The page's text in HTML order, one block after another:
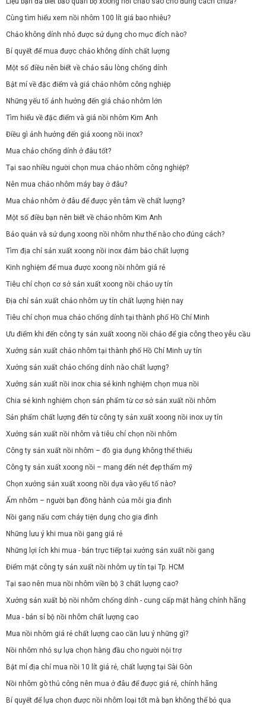
Cùng tìm hiểu xem nồi nhôm 100 lít giá bao nhiêu?
Chảo không dính nhỏ được sử dụng cho mục đích nào?
Bí quyết để mua được chảo không dính chất lượng
Một số điều nên biết về chảo sâu lòng chống dính
Bật mí về đặc điểm và giá chảo nhôm công nghiệp
Những yếu tố ảnh hưởng đến giá chảo nhôm lớn
Tìm hiểu về đặc điểm và giá nồi nhôm Kim Anh
Điều gì ảnh hưởng đến giá xoong nồi inox?
Mua chảo chống dính ở đâu tốt?
Tại sao nhiều người chọn mua chảo nhôm công nghiệp?
Nên mua chảo nhôm máy bay ở đâu?
Mua chảo nhôm ở đâu để được yên tâm về chất lượng?
Một số điều bạn nên biết về chảo nhôm Kim Anh
Bảo quản và sử dụng xoong nồi nhôm như thế nào cho đúng cách?
Tìm địa chỉ sản xuất xoong nồi inox đảm bảo chất lượng
Kinh nghiệm để mua được xoong nồi nhôm giá rẻ
Tiêu chí chọn cơ sở sản xuất xoong nồi chảo uy tín
Địa chỉ sản xuất chảo nhôm uy tín chất lượng hiện nay
Tiêu chí chọn mua chảo chống dính tại thành phố Hồ Chí Minh
Ưu điểm khi đến công ty sản xuất xoong nồi chảo để gia công theo yêu cầu
Xưởng sản xuất chảo nhôm tại thành phố Hồ Chí Minh uy tín
Xưởng sản xuất chảo chống dính nào chất lượng?
Xưởng sản xuất nồi inox chia sẻ kinh nghiệm chọn mua nồi
Chia sẻ kinh nghiệm chọn sản phẩm từ cơ sở sản xuất nồi nhôm
Sản phẩm chất lượng đến từ công ty sản xuất xoong nồi inox uy tín
Xưởng sản xuất nồi nhôm và tiêu chí chọn nồi nhôm
Công ty sản xuất nồi nhôm – đồ gia dụng không thể thiếu
Công ty sản xuất xoong nồi – mang đến nét đẹp thẩm mỹ
Chọn xưởng sản xuất xoong nồi dựa vào yếu tố nào?
Ấm nhôm – người bạn đồng hành của mỗi gia đình
Nồi gang nấu cơm cháy tiện dụng cho gia đình
Những lưu ý khi mua nồi gang giá rẻ
Những lợi ích khi mua - bán trực tiếp tại xưởng sản xuất nồi gang
Điểm mặt công ty sản xuất nồi nhôm uy tín tại Tp. HCM
Tại sao nên mua nồi nhôm viền bộ 3 chất lượng cao?
Xưởng sản xuất bộ nồi nhôm chống dính - cung cấp mặt hàng chính hãng
Mua - bán sỉ bộ nồi nhôm chất lượng cao
Mua nồi nhôm giá rẻ chất lượng cao cần lưu ý những gì?
Nồi nhôm nhỏ sự lựa chọn hàng đầu cho người nội trợ
Bật mí địa chỉ mua nồi 10 lít giá rẻ, chất lượng tại Sài Gòn
Nồi nhôm gò thủ công nên mua ở đâu để được giá rẻ, chính hãng
Bí quyết để lựa chọn được nồi nhôm loại tốt mà bạn không thể bỏ qua